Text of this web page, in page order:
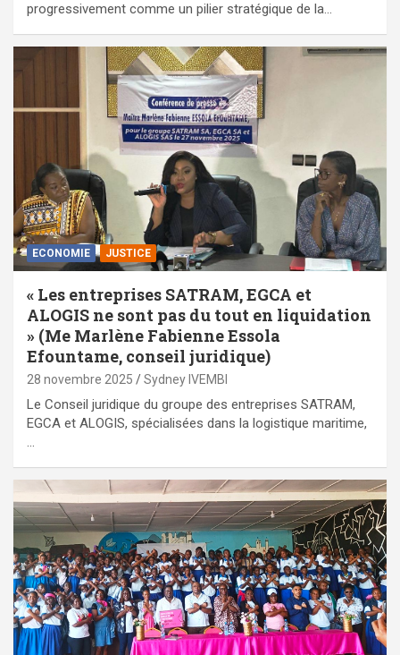
progressivement comme un pilier stratégique de la…
ECONOMIE JUSTICE
« Les entreprises SATRAM, EGCA et
ALOGIS ne sont pas du tout en liquidation
» (Me Marlène Fabienne Essola
Efountame, conseil juridique)
28 novembre 2025 Sydney IVEMBI
Le Conseil juridique du groupe des entreprises SATRAM,
EGCA et ALOGIS, spécialisées dans la logistique maritime,
…